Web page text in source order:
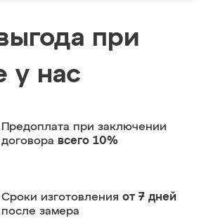
при
у нас
Предоплата при заключении
договора всего 10%
Сроки изготовления от 7 дней
после замера